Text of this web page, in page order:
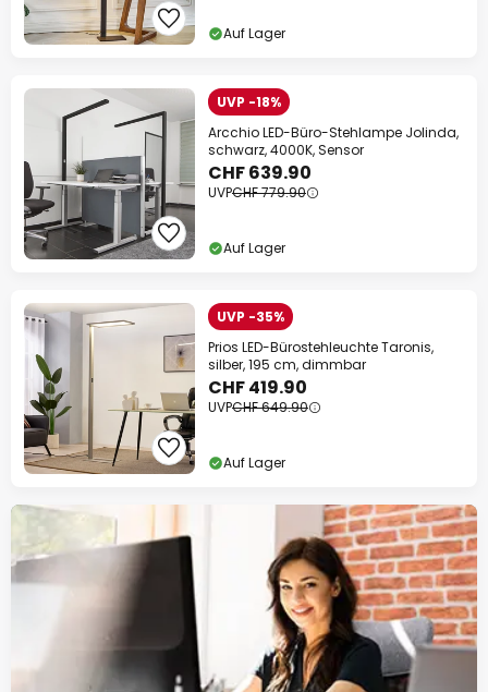
Auf Lager
UVP -18%
Arcchio LED-Büro-Stehlampe Jolinda,
schwarz, 4000K, Sensor
CHF 639.90
UVPCHF 779.90
Auf Lager
UVP -35%
Prios LED-Bürostehleuchte Taronis,
silber, 195 cm, dimmbar
CHF 419.90
UVPCHF 649.90
Auf Lager